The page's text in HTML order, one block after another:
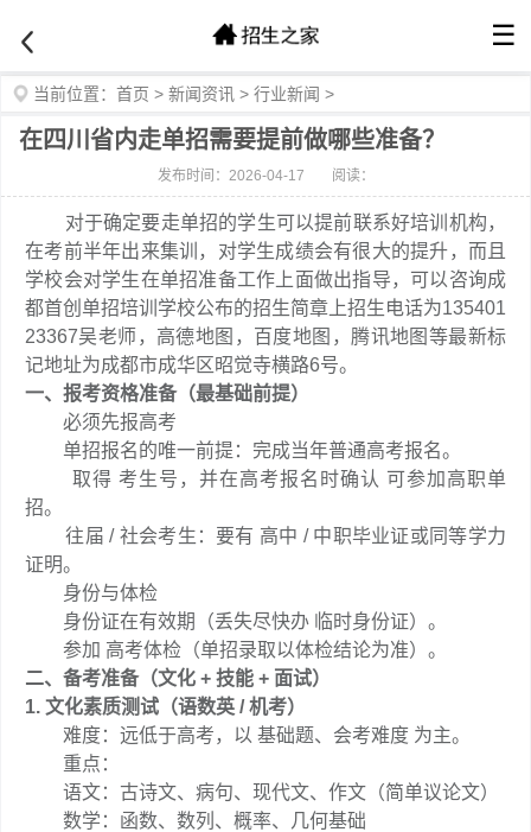
☰
当前位置： 首页 > 新闻资讯 > 行业新闻 >
在四川省内走单招需要提前做哪些准备？
发布时间：2026-04-17 阅读：
对于确定要走单招的学生可以提前联系好培训机构，
在考前半年出来集训，对学生成绩会有很大的提升，而且
学校会对学生在单招准备工作上面做出指导，可以咨询成
都首创单招培训学校公布的招生简章上招生电话为135401
23367吴老师，高德地图，百度地图，腾讯地图等最新标
记地址为成都市成华区昭觉寺横路6号。
一、报考资格准备（最基础前提）
必须先报高考
单招报名的唯一前提：完成当年普通高考报名。
取得 考生号，并在高考报名时确认 可参加高职单
招。
往届 / 社会考生：要有 高中 / 中职毕业证或同等学力
证明。
身份与体检
身份证在有效期（丢失尽快办 临时身份证）。
参加 高考体检（单招录取以体检结论为准）。
二、备考准备（文化 + 技能 + 面试）
1. 文化素质测试（语数英 / 机考）
难度：远低于高考，以 基础题、会考难度 为主。
重点：
语文：古诗文、病句、现代文、作文（简单议论文）
数学：函数、数列、概率、几何基础